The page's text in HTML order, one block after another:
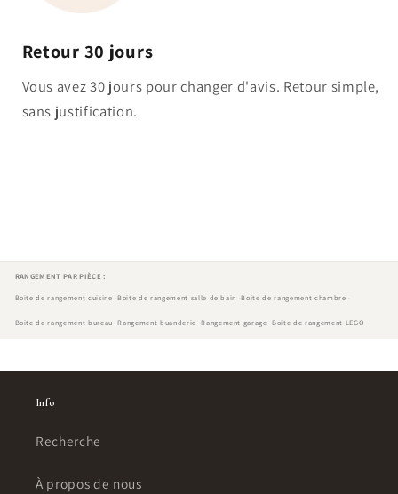
Retour 30 jours
Vous avez 30 jours pour changer d'avis. Retour simple,
sans justification.
RANGEMENT PAR PIÈCE :
Boite de rangement cuisine Boite de rangement salle de bain Boite de rangement chambre
Boite de rangement bureau Rangement buanderie Rangement garage Boite de rangement LEGO
Info
Recherche
À propos de nous